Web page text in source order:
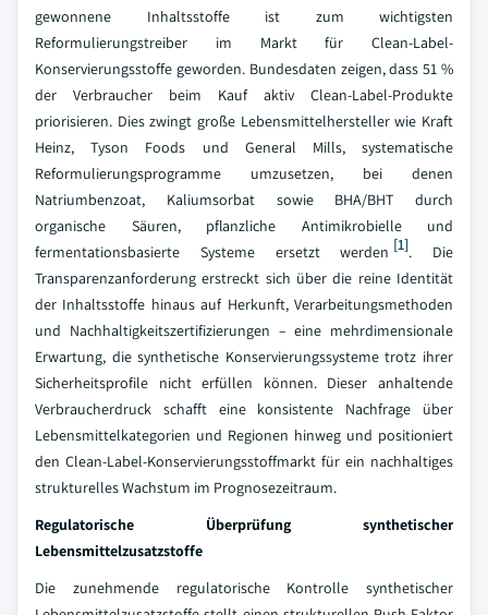
gewonnene Inhaltsstoffe ist zum wichtigsten
Reformulierungstreiber im Markt für Clean-Label-
Konservierungsstoffe geworden. Bundesdaten zeigen, dass 51 %
der Verbraucher beim Kauf aktiv Clean-Label-Produkte
priorisieren. Dies zwingt große Lebensmittelhersteller wie Kraft
Heinz, Tyson Foods und General Mills, systematische
Reformulierungsprogramme umzusetzen, bei denen
Natriumbenzoat, Kaliumsorbat sowie BHA/BHT durch
organische Säuren, pflanzliche Antimikrobielle und
fermentationsbasierte Systeme ersetzt werden [1]. Die
Transparenzanforderung erstreckt sich über die reine Identität
der Inhaltsstoffe hinaus auf Herkunft, Verarbeitungsmethoden
und Nachhaltigkeitszertifizierungen – eine mehrdimensionale
Erwartung, die synthetische Konservierungssysteme trotz ihrer
Sicherheitsprofile nicht erfüllen können. Dieser anhaltende
Verbraucherdruck schafft eine konsistente Nachfrage über
Lebensmittelkategorien und Regionen hinweg und positioniert
den Clean-Label-Konservierungsstoffmarkt für ein nachhaltiges
strukturelles Wachstum im Prognosezeitraum.
Regulatorische Überprüfung synthetischer
Lebensmittelzusatzstoffe
Die zunehmende regulatorische Kontrolle synthetischer